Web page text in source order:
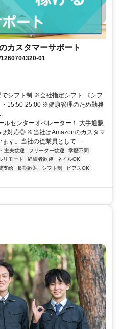
カスタマーサポート
01
シフト制 ※会社指定シフト 《シフ
・15:50-25:00 ※健康管理のため勤務
ルセンターオペレーター！ 大手通販
せ対応◎ ※当社はAmazonのカスタマ
す。当社の従業員として ...
主夫歓迎 フリーター歓迎
学歴不問
リモート 経験者歓迎
ネイルOK
支給 長期歓迎 シフト制
ピアスOK